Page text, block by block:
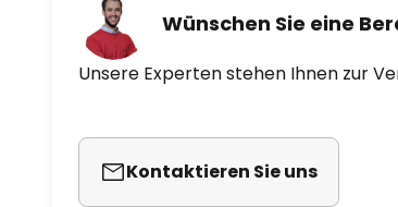
Wünschen Sie eine
Unsere Experten stehen Ihnen zur
Kontaktieren Sie uns